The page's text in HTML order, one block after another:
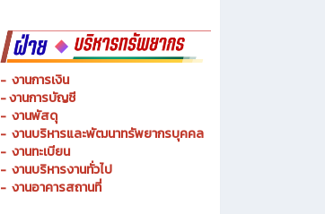
-สามัญ-สัมพันธ์
- งานการเงิน
- งานการบัญชี
- งานพัสดุ